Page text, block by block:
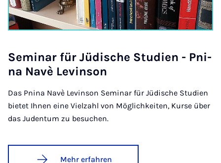
Se­mi­nar für Jü­di­sche Stu­di­en - Pni­
na Na­vè Le­vin­son
Das Pnina Navè Levinson Seminar für Jüdische Studien
bietet Ihnen eine Vielzahl von Möglichkeiten, Kurse über
das Judentum zu besuchen.
Mehr erfahren